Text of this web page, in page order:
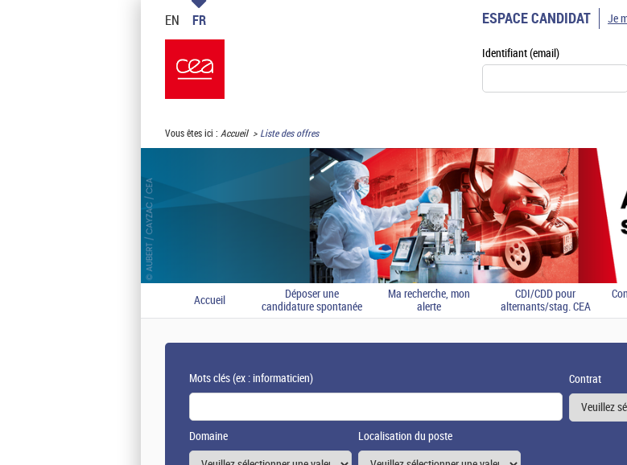
EN FR ESPACE CANDIDAT
Identifiant (email)
Je
Vous êtes ici : Accueil Liste des offres
Accueil
Déposer une
candidature spontanée
Ma recherche, mon
alerte
CDI/CDD pour
alternants/stag. CEA
Mots clés(ex : informaticien) Contrat
Domaine Localisation du poste